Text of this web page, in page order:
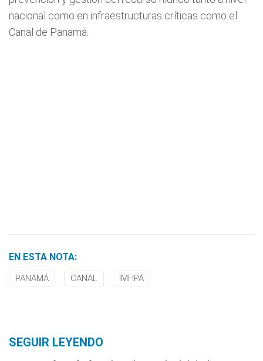
nacional como en infraestructuras críticas como el
Canal de Panamá.
EN ESTA NOTA:
PANAMÁ CANAL IMHPA
SEGUIR LEYENDO